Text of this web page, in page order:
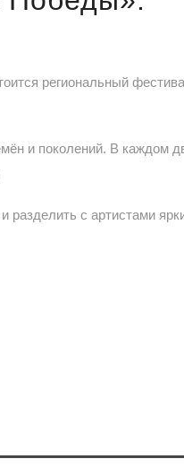
региональный
и поколений. В каждом
с артистами